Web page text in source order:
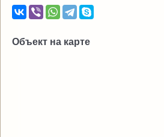
Объект на карте